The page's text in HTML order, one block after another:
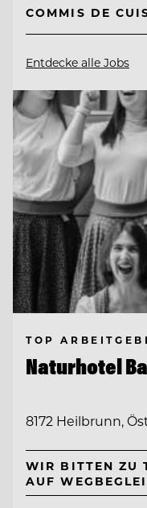
COMMIS DE
Entdecke alle Jobs
TOP
Naturhotel
8172 Heilbrunn,
WIR BITTEN ZU
AUF